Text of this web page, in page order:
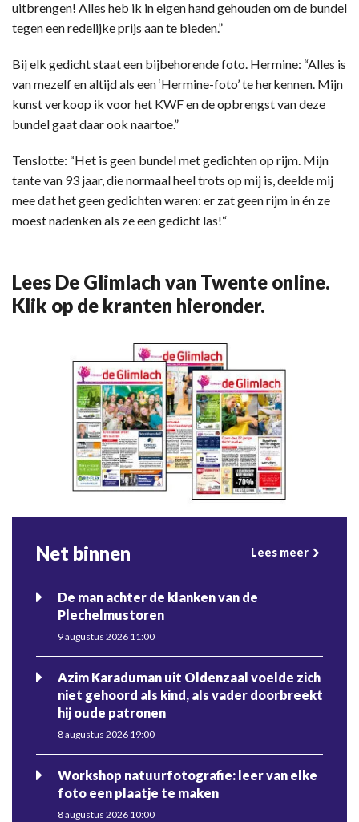
uitbrengen! Alles heb ik in eigen hand gehouden om de bundel
tegen een redelijke prijs aan te bieden.”
Bij elk gedicht staat een bijbehorende foto. Hermine: “Alles is
van mezelf en altijd als een ‘Hermine-foto’ te herkennen. Mijn
kunst verkoop ik voor het KWF en de opbrengst van deze
bundel gaat daar ook naartoe.”
Tenslotte: “Het is geen bundel met gedichten op rijm. Mijn
tante van 93 jaar, die normaal heel trots op mij is, deelde mij
mee dat het geen gedichten waren: er zat geen rijm in én ze
moest nadenken als ze een gedicht las!“
Lees De Glimlach van Twente online.
Klik op de kranten hieronder.
Net binnen Lees meer
De man achter de klanken van de
Plechelmustoren
9 augustus 2026 11:00
Azim Karaduman uit Oldenzaal voelde zich
niet gehoord als kind, als vader doorbreekt
hij oude patronen
8 augustus 2026 19:00
Workshop natuurfotografie: leer van elke
foto een plaatje te maken
8 augustus 2026 10:00